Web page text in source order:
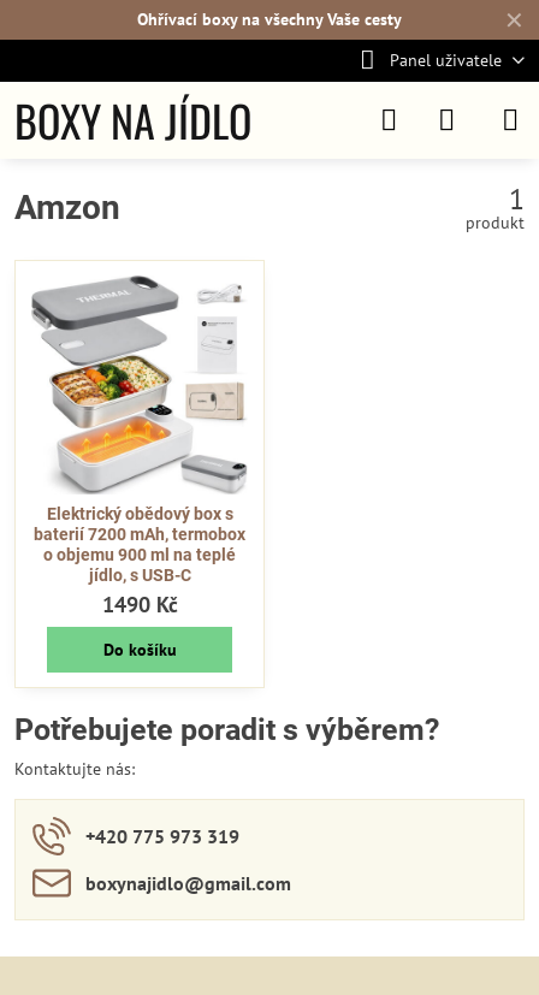
✕
Ohřívací boxy na všechny Vaše cesty
Panel uživatele
BOXY NA JÍDLO
Amzon 1
produkt
Elektrický obědový box s
baterií 7200 mAh, termobox
o objemu 900 ml na teplé
jídlo, s USB-C
1490 Kč
Do košíku
Potřebujete poradit s výběrem?
Kontaktujte nás:
+420 775 973 319
boxynajidlo​@gmail​.com